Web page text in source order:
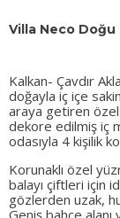
Villa Neco Doğu
Kalkan- Çavdır
doğayla iç içe
araya getiren
dekore edilmiş iç
odasıyla 4 kişilik
Korunaklı özel
balayı çiftleri için
gözlerden uzak,